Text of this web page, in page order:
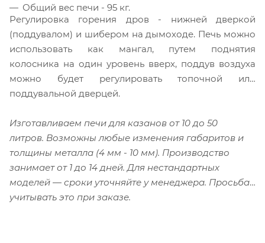
Общий вес печи - 95 кг.
Регулировка горения дров - нижней дверкой
(поддувалом) и шибером на дымоходе. Печь можно
использовать как мангал, путем поднятия
колосника на один уровень вверх, поддув воздуха
можно будет регулировать топочной или
поддувальной дверцей.
Изготавливаем печи для казанов от 10 до 50
литров. Возможны любые изменения габаритов и
толщины металла (4 мм - 10 мм). Производство
занимает от 1 до 14 дней. Для нестандартных
моделей — сроки уточняйте у менеджера. Просьба
учитывать это при заказе.